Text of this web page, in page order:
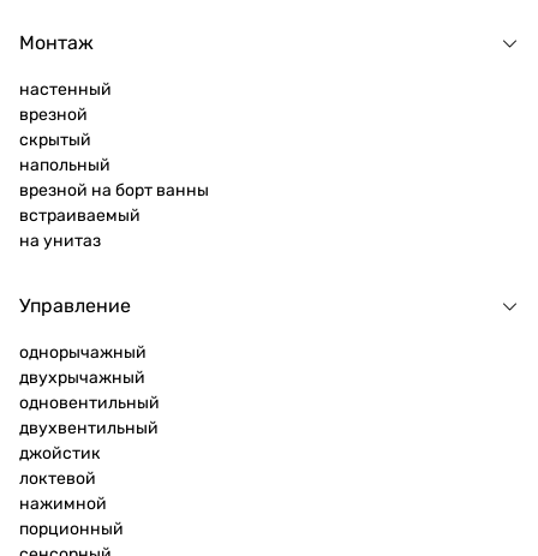
Монтаж
настенный
врезной
скрытый
напольный
врезной на борт ванны
встраиваемый
на унитаз
Управление
однорычажный
двухрычажный
одновентильный
двухвентильный
джойстик
локтевой
нажимной
порционный